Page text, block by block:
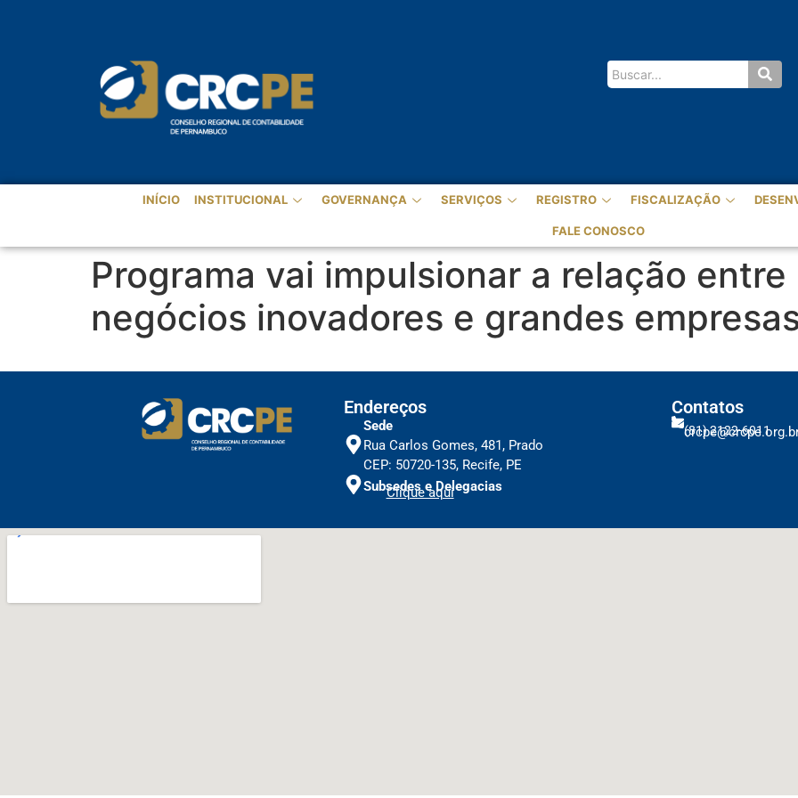
INÍCIO INSTITUCIONAL GOVERNANÇA SERVIÇOS REGISTRO FISCALIZAÇÃO
FALE CONOSCO
Programa vai impulsionar a relação
negócios inovadores e grandes
Endereços
Sede
Rua Carlos Gomes, 481, Prado
CEP: 50720-135, Recife, PE
Subsedes e Delegacias
Clique aqui
Contatos
(81) 2122-6011